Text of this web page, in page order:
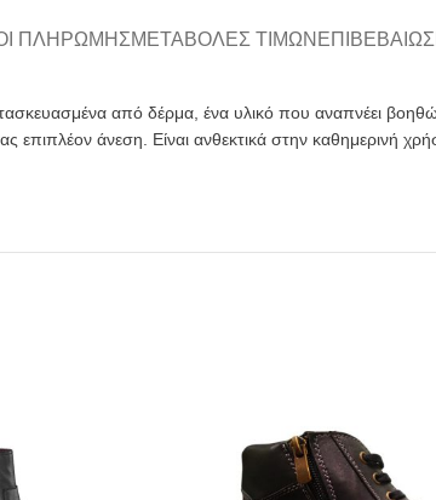
ΠΛΗΡΩΜΉΣΜΕΤΑΒΟΛΈΣ ΤΙΜΏΝ
από δέρμα, ένα υλικό που αναπνέει
άνεση. Είναι ανθεκτικά στην καθημερινή